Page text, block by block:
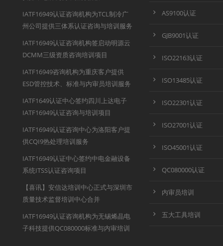
IATF16949认证咨询机构为TCL制冷广
州公司提供三体系认证咨询与培训服务
IATF16949认证咨询机构签启动明源云
DCMM三级资质咨询培训项目
IATF16949咨询机构为重庆客户提供
ESD管控技术、标准与内审员培训服务
IATF1649认证中心签约四川上达电子
IATF16949认证咨询与培训项目
IATF16949认证咨询中心为洛阳客户提
供CQI9热处理培训服务
IATF16949认证中心签约中电金融设备
系统ITSS认证咨询项目
【喜讯】安信达培训中心正式与深圳市
质量技术监督培训中心合并
IATF16949认证咨询机构为无锡烯晶电
子科技提供QC080000标准与内审培训
AS9100认证
GJB9001认证
ISO22163认证
ISO13485认证
ISO22301认证
ISO27001认证
ISO45001认证
QC080000认证
内审员培训
五大工具培训